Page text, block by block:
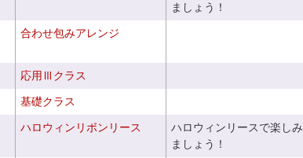
ましょう！
合わせ包みアレンジ
応用Ⅲクラス
基礎クラス
ハロウィンリボンリース
ハロウィンリースで楽しみ
ましょう！